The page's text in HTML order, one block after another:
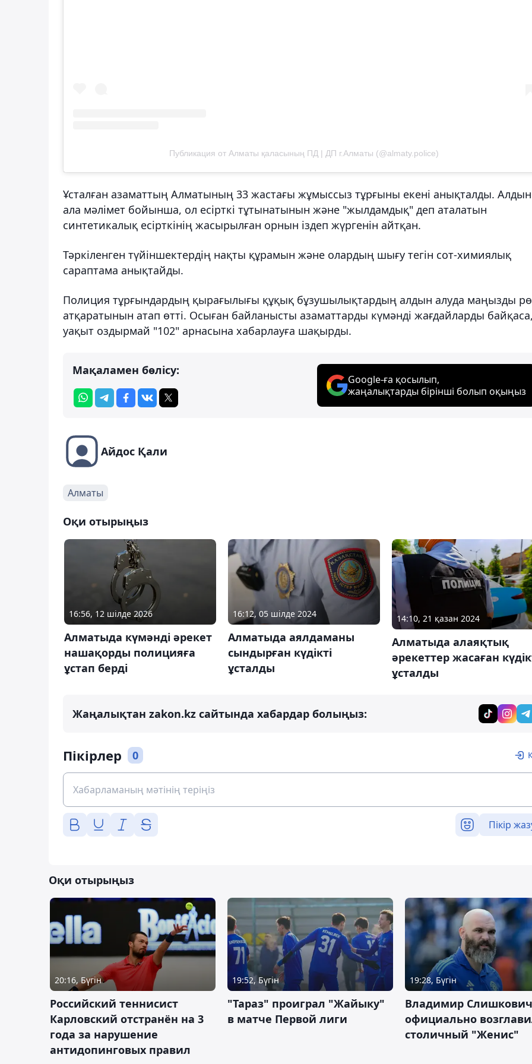
Публикация от Алматы қаласының ПД | ДП г.Алматы (@almaty.police)
Ұсталған азаматтың Алматының 33 жастағы жұмыссыз тұрғыны екені анықталды. Алдын
ала мәлімет бойынша, ол есірткі тұтынатынын және "жылдамдық" деп аталатын
синтетикалық есірткінің жасырылған орнын іздеп жүргенін айтқан.
Тәркіленген түйіншектердің нақты құрамын және олардың шығу тегін сот-химиялық
сараптама анықтайды.
Полиция тұрғындардың қырағылығы құқық бұзушылықтардың алдын алуда маңызды
атқаратынын атап өтті. Осыған байланысты азаматтарды күмәнді жағдайларды
уақыт оздырмай "102" арнасына хабарлауға шақырды.
Мақаламен бөлісу:
Google-ға қосылып,
жаңалықтарды бірінші болып оқыңыз
Айдос Қали
Алматы
Оқи отырыңыз
16:56, 12 шілде 2026
Алматыда күмәнді әрекет
нашақорды полицияға
ұстап берді
16:12, 05 шілде 2024
Алматыда аялдаманы
сындырған күдікті
ұсталды
14:10, 21 қазан 2024
Алматыда алаяқтық
әрекеттер жасаған
ұсталды
Жаңалықтан zakon.kz сайтында хабардар болыңыз:
Пікірлер 0
Пікір
Оқи отырыңыз
20:16, Бүгін
Российский теннисист
Карловский отстранён на 3
года за нарушение
антидопинговых правил
19:52, Бүгін
"Тараз" проиграл "Жайыку"
в матче Первой лиги
19:28, Бүгін
Владимир Слишкович
официально
столичный "Женис"